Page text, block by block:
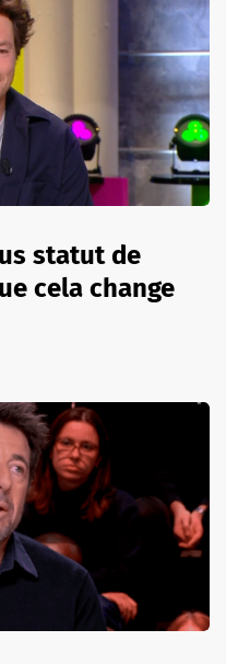
statut de
cela change